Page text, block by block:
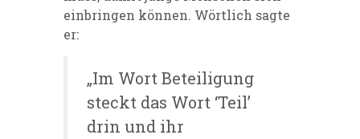
einbringen können. Wörtlich sagte
er:
„Im Wort Beteiligung
steckt das Wort ‘Teil’
drin und ihr